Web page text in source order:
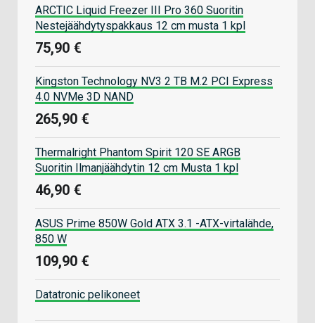
ARCTIC Liquid Freezer III Pro 360 Suoritin
Nestejäähdytyspakkaus 12 cm musta 1 kpl
75,90 €
Kingston Technology NV3 2 TB M.2 PCI Express
4.0 NVMe 3D NAND
265,90 €
Thermalright Phantom Spirit 120 SE ARGB
Suoritin Ilmanjäähdytin 12 cm Musta 1 kpl
46,90 €
ASUS Prime 850W Gold ATX 3.1 -ATX-virtalähde,
850 W
109,90 €
Datatronic pelikoneet